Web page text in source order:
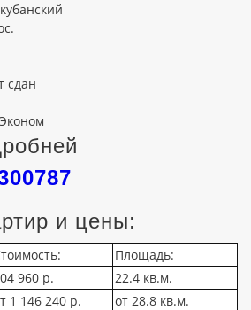
сдан
Эконом
и цены:
Площадь:
960 р.
22.4 кв.м.
1 146 240 р.
от 28.8 кв.м.